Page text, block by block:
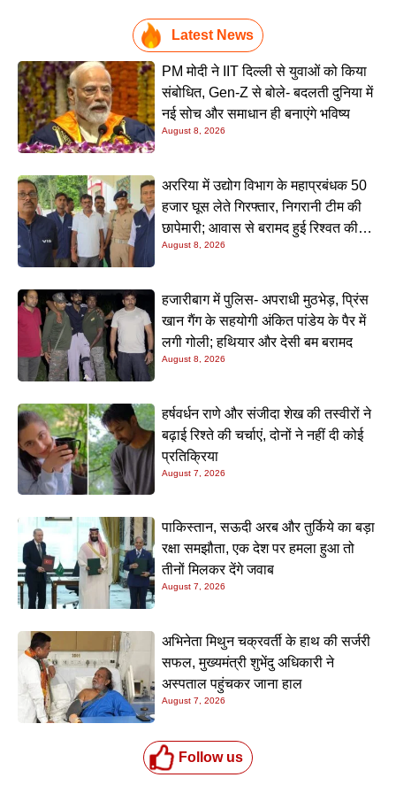
Latest News
PM मोदी ने IIT दिल्ली से युवाओं को किया
संबोधित, Gen-Z से बोले- बदलती दुनिया में
नई सोच और समाधान ही बनाएंगे भविष्य
August 8, 2026
अररिया में उद्योग विभाग के महाप्रबंधक 50
हजार घूस लेते गिरफ्तार, निगरानी टीम की
छापेमारी; आवास से बरामद हुई रिश्वत की
रकम
August 8, 2026
हजारीबाग में पुलिस- अपराधी मुठभेड़, प्रिंस
खान गैंग के सहयोगी अंकित पांडेय के पैर में
लगी गोली; हथियार और देसी बम बरामद
August 8, 2026
हर्षवर्धन राणे और संजीदा शेख की तस्वीरों ने
बढ़ाई रिश्ते की चर्चाएं, दोनों ने नहीं दी कोई
प्रतिक्रिया
August 7, 2026
पाकिस्तान, सऊदी अरब और तुर्किये का बड़ा
रक्षा समझौता, एक देश पर हमला हुआ तो
तीनों मिलकर देंगे जवाब
August 7, 2026
अभिनेता मिथुन चक्रवर्ती के हाथ की सर्जरी
सफल, मुख्यमंत्री शुभेंदु अधिकारी ने
अस्पताल पहुंचकर जाना हाल
August 7, 2026
Follow us